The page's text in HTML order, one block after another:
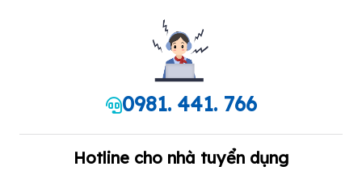
0981. 441. 766
Hotline cho nhà tuyển dụng